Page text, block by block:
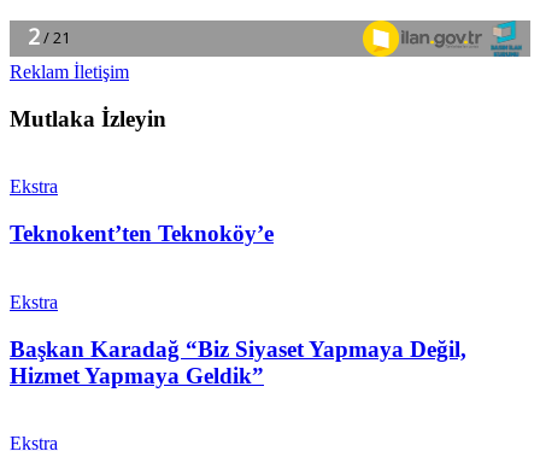
Reklam İletişim
Mutlaka İzleyin
Ekstra
Teknokent’ten Teknoköy’e
Ekstra
Başkan Karadağ “Biz Siyaset Yapmaya Değil,
Hizmet Yapmaya Geldik”
Ekstra